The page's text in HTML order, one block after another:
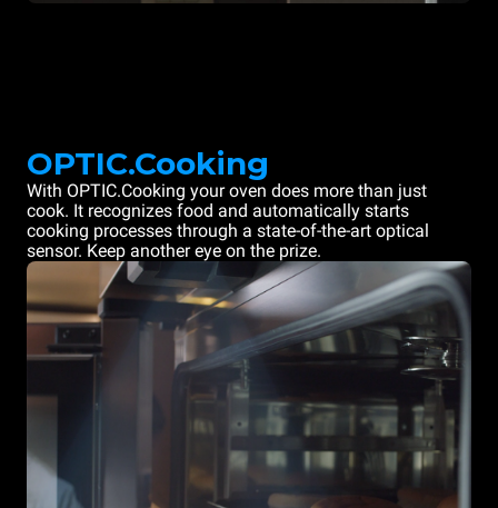
OPTIC.Cooking
With OPTIC.Cooking your oven does more than just
cook. It recognizes food and automatically starts
cooking processes through a state-of-the-art optical
sensor. Keep another eye on the prize.